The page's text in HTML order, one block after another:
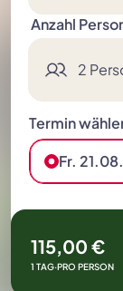
Anzahl
2
Termin
Fr. 21.08.
115,00 €
1 TAG·PRO PERSON